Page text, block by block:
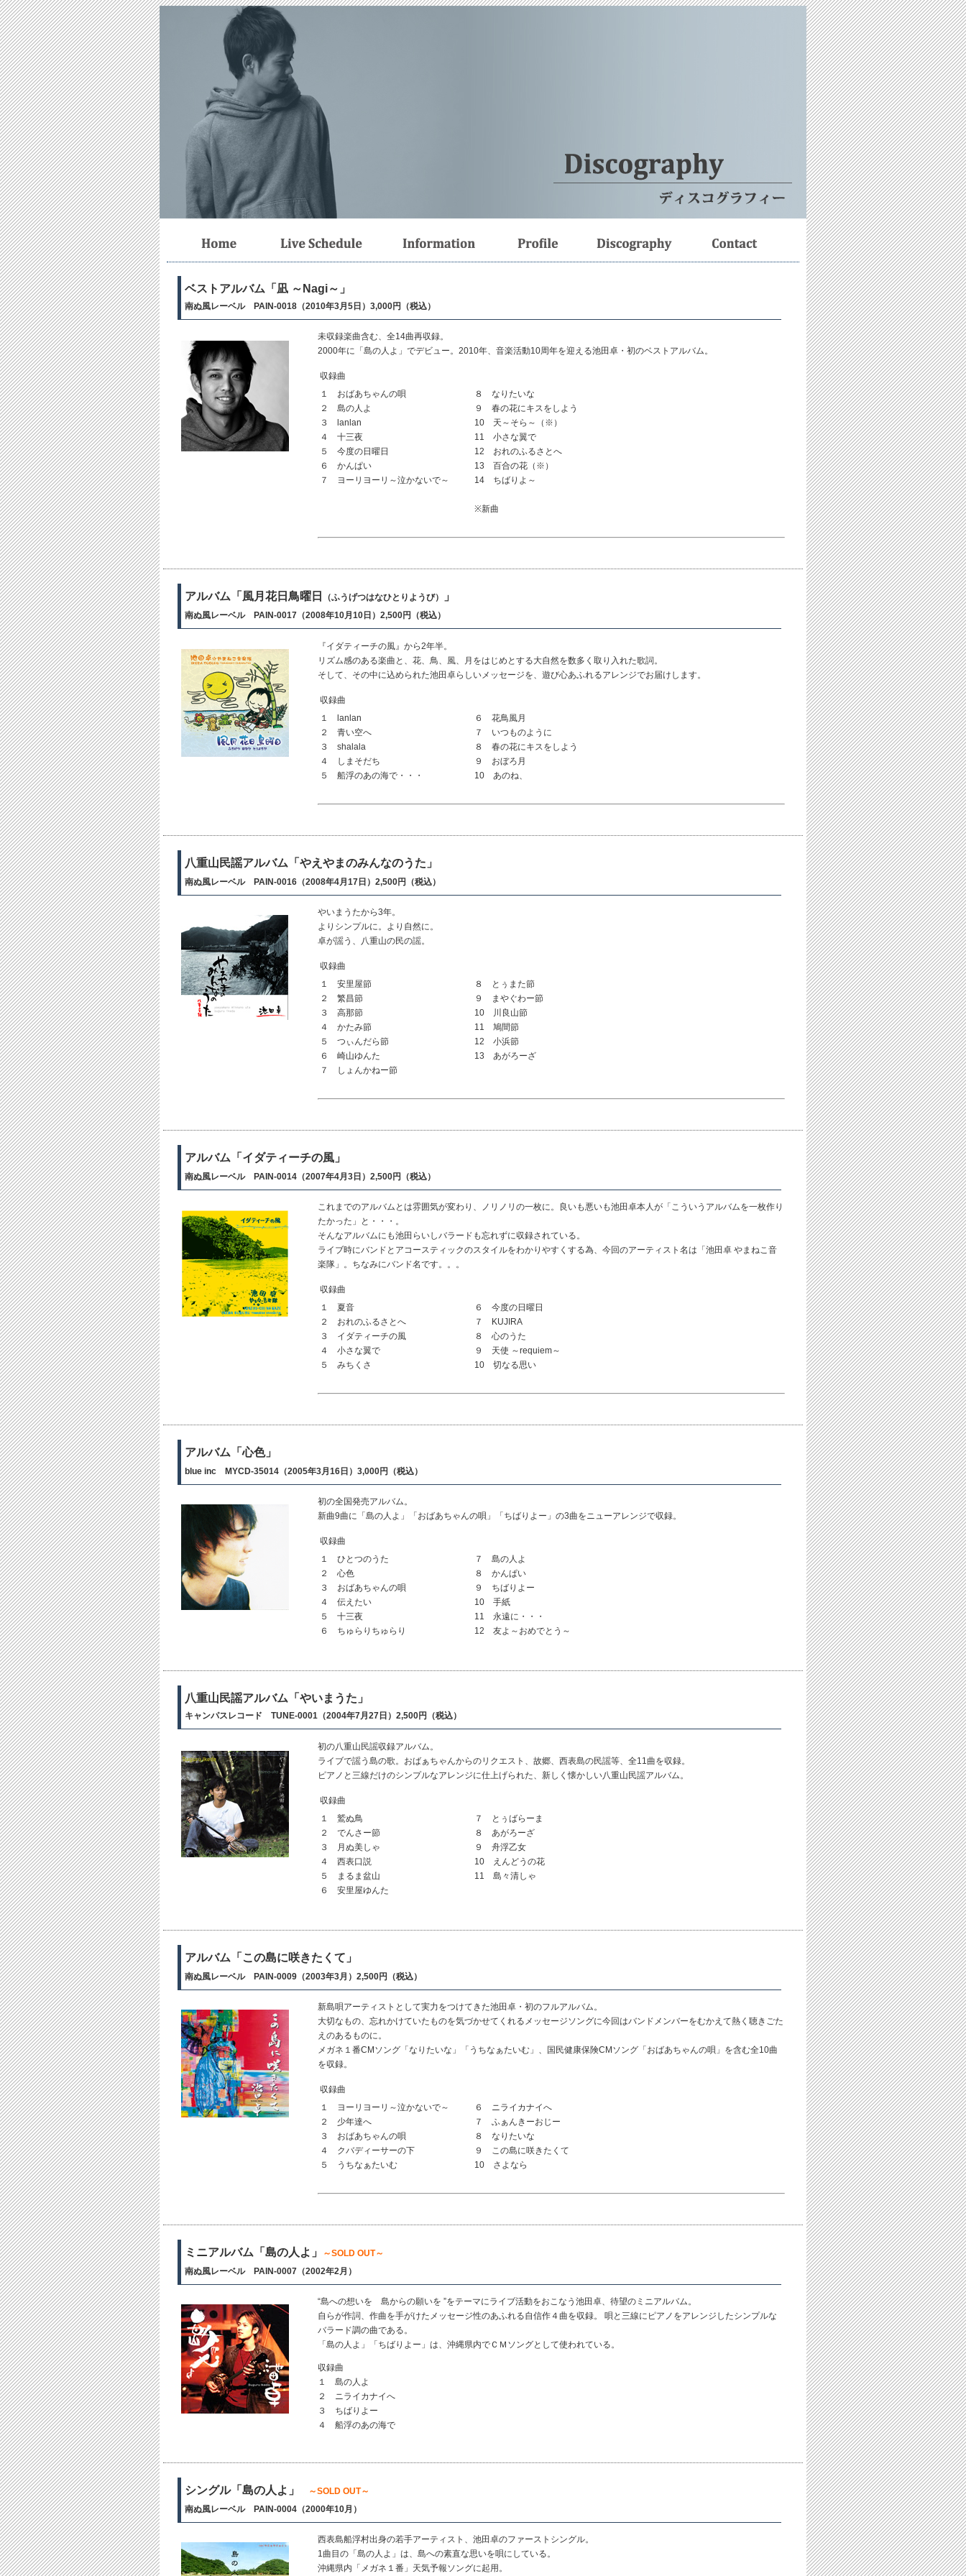
ベストアルバム「凪 ～Nagi～」
南ぬ風レーベル PAIN-0018（2010年3月5日）3,000円（税込）
未収録楽曲含む、全14曲再収録。
2000年に「島の人よ」でデビュー。2010年、音楽活動10周年を迎える池田卓・初のベストアルバム。
収録曲
１ おばあちゃんの唄
２ 島の人よ
３ lanlan
４ 十三夜
５ 今度の日曜日
６ かんぱい
７ ヨーリヨーリ～泣かないで～
８ なりたいな
９ 春の花にキスをしよう
10 天～そら～（※）
11 小さな翼で
12 おれのふるさとへ
13 百合の花（※）
14 ちばりよ～
※新曲
アルバム「風月花日鳥曜日 （ふうげつはなひとりようび） 」
南ぬ風レーベル PAIN-0017（2008年10月10日）2,500円（税込）
『イダティーチの風』から2年半。
リズム感のある楽曲と、花、鳥、風、月をはじめとする大自然を数多く取り入れた歌詞。
そして、その中に込められた池田卓らしいメッセージを、遊び心あふれるアレンジでお届けします。
収録曲
１ lanlan
２ 青い空へ
３ shalala
４ しまそだち
５ 船浮のあの海で・・・
６ 花鳥風月
７ いつものように
８ 春の花にキスをしよう
９ おぼろ月
10 あのね、
八重山民謡アルバム「やえやまのみんなのうた」
南ぬ風レーベル PAIN-0016（2008年4月17日）2,500円（税込）
やいまうたから3年。
よりシンプルに。より自然に。
卓が謡う、八重山の民の謡。
収録曲
１ 安里屋節
２ 繁昌節
３ 高那節
４ かたみ節
５ つぃんだら節
６ 崎山ゆんた
７ しょんかねー節
８ とぅまた節
９ まやぐわー節
10 川良山節
11 鳩間節
12 小浜節
13 あがろーざ
アルバム「イダティーチの風」
南ぬ風レーベル PAIN-0014（2007年4月3日）2,500円（税込）
これまでのアルバムとは雰囲気が変わり、ノリノリの一枚に。良いも悪いも池田卓本人が「こういうアルバムを一枚作り
たかった」と・・・。
そんなアルバムにも池田らいしバラードも忘れずに収録されている。
ライブ時にバンドとアコースティックのスタイルをわかりやすくする為、今回のアーティスト名は「池田卓 やまねこ音
楽隊」。ちなみにバンド名です。。。
収録曲
１ 夏音
２ おれのふるさとへ
３ イダティーチの風
４ 小さな翼で
５ みちくさ
６ 今度の日曜日
７ KUJIRA
８ 心のうた
９ 天使 ～requiem～
10 切なる思い
アルバム「心色」
blue inc MYCD-35014（2005年3月16日）3,000円（税込）
初の全国発売アルバム。
新曲9曲に「島の人よ」「おばあちゃんの唄」「ちばりよー」の3曲をニューアレンジで収録。
収録曲
１ ひとつのうた
２ 心色
３ おばあちゃんの唄
４ 伝えたい
５ 十三夜
６ ちゅらりちゅらり
７ 島の人よ
８ かんぱい
９ ちばりよー
10 手紙
11 永遠に・・・
12 友よ～おめでとう～
八重山民謡アルバム「やいまうた」
キャンパスレコード TUNE-0001（2004年7月27日）2,500円（税込）
初の八重山民謡収録アルバム。
ライブで謡う島の歌。おばぁちゃんからのリクエスト、故郷、西表島の民謡等、全11曲を収録。
ピアノと三線だけのシンプルなアレンジに仕上げられた、新しく懐かしい八重山民謡アルバム。
収録曲
１ 鷲ぬ鳥
２ でんさー節
３ 月ぬ美しゃ
４ 西表口説
５ まるま盆山
６ 安里屋ゆんた
７ とぅばらーま
８ あがろーざ
９ 舟浮乙女
10 えんどうの花
11 島々清しゃ
アルバム「この島に咲きたくて」
南ぬ風レーベル PAIN-0009（2003年3月）2,500円（税込）
新島唄アーティストとして実力をつけてきた池田卓・初のフルアルバム。
大切なもの、忘れかけていたものを気づかせてくれるメッセージソングに今回はバンドメンバーをむかえて熱く聴きごた
えのあるものに。
メガネ１番CMソング「なりたいな」「うちなぁたいむ」、国民健康保険CMソング「おばあちゃんの唄」を含む全10曲
を収録。
収録曲
１ ヨーリヨーリ～泣かないで～
２ 少年達へ
３ おばあちゃんの唄
４ クバディーサーの下
５ うちなぁたいむ
６ ニライカナイへ
７ ふぁんきーおじー
８ なりたいな
９ この島に咲きたくて
10 さよなら
ミニアルバム「島の人よ」
～SOLD OUT～
南ぬ風レーベル PAIN-0007（2002年2月）
“島への想いを 島からの願いを ”をテーマにライブ活動をおこなう池田卓、待望のミニアルバム。
自らが作詞、作曲を手がけたメッセージ性のあふれる自信作４曲を収録。 唄と三線にピアノをアレンジしたシンプルな
バラード調の曲である。
「島の人よ」「ちばりよー」は、沖縄県内でＣＭソングとして使われている。
収録曲
１ 島の人よ
２ ニライカナイへ
３ ちばりよー
４ 船浮のあの海で
シングル「島の人よ」
～SOLD OUT～
南ぬ風レーベル PAIN-0004（2000年10月）
西表島船浮村出身の若手アーティスト、池田卓のファーストシングル。
1曲目の「島の人よ」は、島への素直な思いを唄にしている。
沖縄県内「メガネ１番」天気予報ソングに起用。